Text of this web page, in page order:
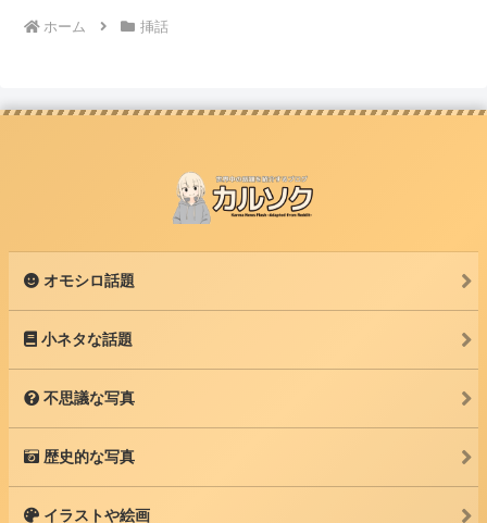
ホーム 挿話
オモシロ話題
小ネタな話題
不思議な写真
歴史的な写真
イラストや絵画